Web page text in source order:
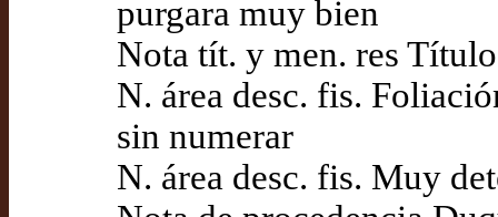
purgara muy bien
Nota tít. y men. res
N. área desc. fis.
sin numerar
N. área desc. fis. Muy